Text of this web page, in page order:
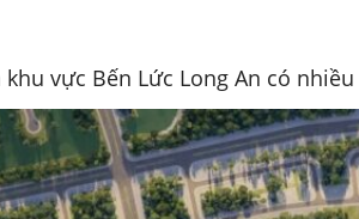
vực Bến Lức Long An có